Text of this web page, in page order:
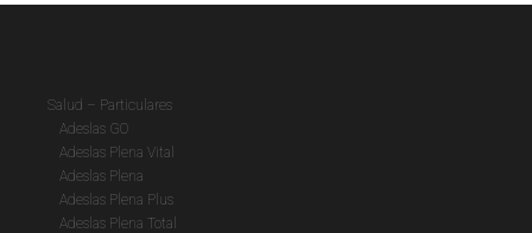
Salud – Particulares
Adeslas GO
Adeslas Plena Vital
Adeslas Plena
Adeslas Plena Plus
Adeslas Plena Total